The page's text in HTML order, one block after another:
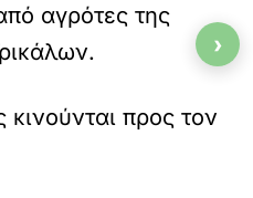
αγρότες της
προς τον
›